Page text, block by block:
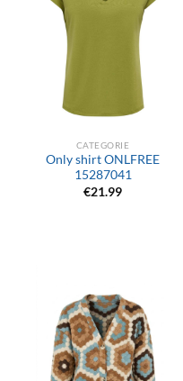
CATEGORIE
Only shirt ONLFREE
15287041
€21.99